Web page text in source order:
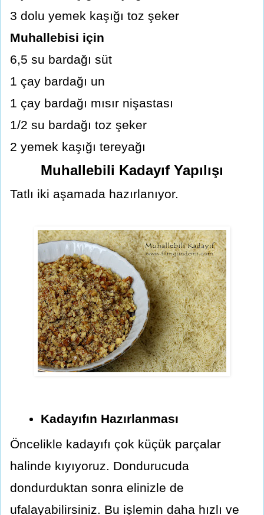
3 dolu yemek kaşığı toz şeker
Muhallebisi için
6,5 su bardağı süt
1 çay bardağı un
1 çay bardağı mısır nişastası
1/2 su bardağı toz şeker
2 yemek kaşığı tereyağı
Muhallebili Kadayıf Yapılışı
Tatlı iki aşamada hazırlanıyor.
Kadayıfın Hazırlanması
Öncelikle kadayıfı çok küçük parçalar
halinde kıyıyoruz. Dondurucuda
dondurduktan sonra elinizle de
ufalayabilirsiniz. Bu işlemin daha hızlı ve